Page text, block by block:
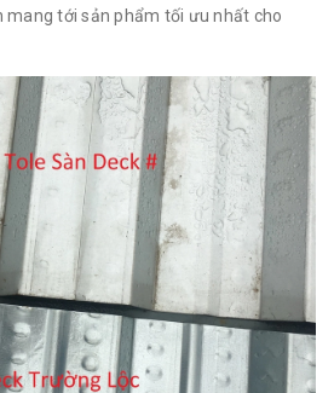
mang tới sản phẩm tối ưu nhất cho